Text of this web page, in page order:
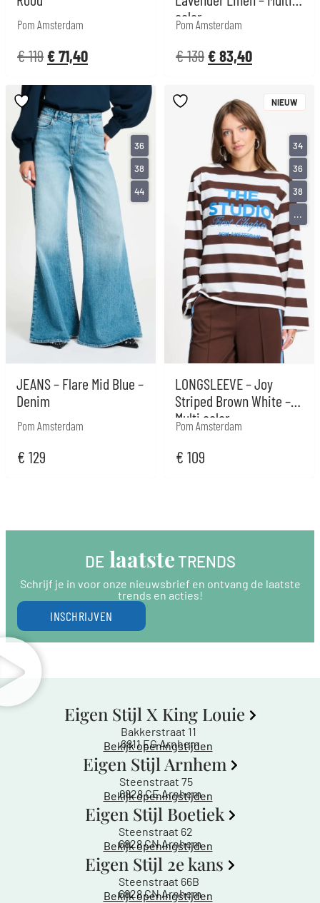
Pom Amsterdam
€119€71,40
color
Pom Amsterdam
€139€83,40
JEANS – Flare Mid Blue –
Denim
Pom Amsterdam
€ 129
36
38
44
LONGSLEEVE – Joy
Striped Brown White –
Multi color
Pom Amsterdam
€ 109
NIEUW
34
36
38
...
DE laatste TRENDS
Schrijf je in voor onze nieuwsbrief en ontvang de laatste
trends en acties!
INSCHRIJVEN
Eigen Stijl X King Louie
Bakkerstraat 11
6811 EG Arnhem
Bekijk openingstijden
Eigen Stijl Arnhem
Steenstraat 75
6828 CE Arnhem
Bekijk openingstijden
Eigen Stijl Boetiek
Steenstraat 62
6828 CN Arnhem
Bekijk openingstijden
Eigen Stijl 2e kans
Steenstraat 66B
6828 CN Arnhem
Bekijk openingstijden